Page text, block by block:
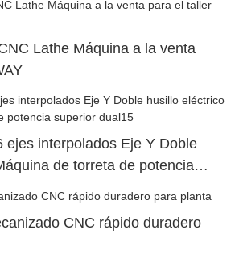
Lathe Máquina a la venta
ejes interpolados Eje Y Doble
de torreta de potencia
CNC rápido duradero